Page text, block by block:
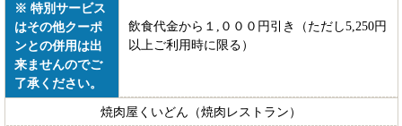
※ 特別サービス
はその他クーポ
ンとの併用は出
来ませんのでご
了承ください。
飲食代金から１,０００円引き（ただし5,250円
以上ご利用時に限る）
焼肉屋くいどん（焼肉レストラン）